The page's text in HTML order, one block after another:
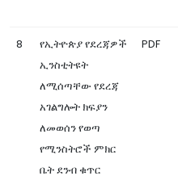
8
የኢትዮጵያ የደረጃዎች
ኢንስቲትዩት
ለሚሰጣቸው የደረጃ
አገልግሎት ክፍያን
ለመወሰን የወጣ
የሚንስትሮች ምክር
ቤት ደንብ ቁጥር
PDF